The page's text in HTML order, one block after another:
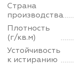
Страна
производства
Плотность
(г/кв.м)
Устойчивость
к истиранию